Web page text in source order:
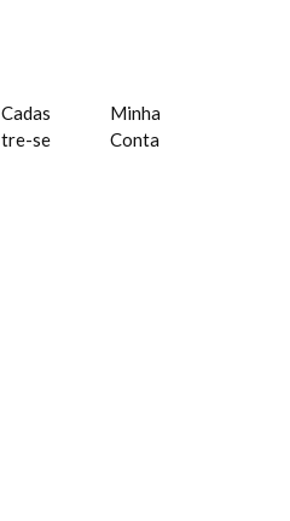
Cadas
tre-se
Minha
Conta